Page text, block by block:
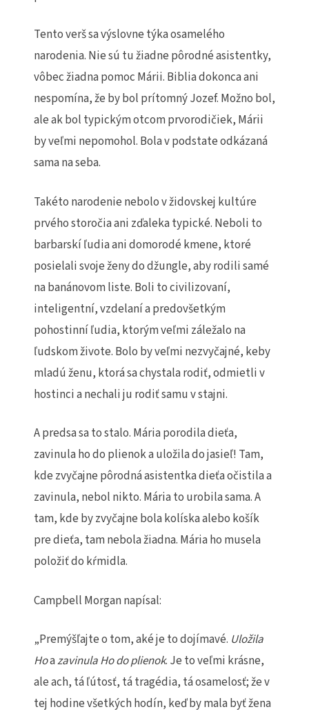
Tento verš sa výslovne týka osamelého
narodenia. Nie sú tu žiadne pôrodné asistentky,
vôbec žiadna pomoc Márii. Biblia dokonca ani
nespomína, že by bol prítomný Jozef. Možno bol,
ale ak bol typickým otcom prvorodičiek, Márii
by veľmi nepomohol. Bola v podstate odkázaná
sama na seba.
Takéto narodenie nebolo v židovskej kultúre
prvého storočia ani zďaleka typické. Neboli to
barbarskí ľudia ani domorodé kmene, ktoré
posielali svoje ženy do džungle, aby rodili samé
na banánovom liste. Boli to civilizovaní,
inteligentní, vzdelaní a predovšetkým
pohostinní ľudia, ktorým veľmi záležalo na
ľudskom živote. Bolo by veľmi nezvyčajné, keby
mladú ženu, ktorá sa chystala rodiť, odmietli v
hostinci a nechali ju rodiť samu v stajni.
A predsa sa to stalo. Mária porodila dieťa,
zavinula ho do plienok a uložila do jasieľ! Tam,
kde zvyčajne pôrodná asistentka dieťa očistila a
zavinula, nebol nikto. Mária to urobila sama. A
tam, kde by zvyčajne bola kolíska alebo košík
pre dieťa, tam nebola žiadna. Mária ho musela
položiť do kŕmidla.
Campbell Morgan napísal:
„Premýšľajte o tom, aké je to dojímavé. Uložila
Hoazavinula Ho do plienok. Je to veľmi krásne,
ale ach, tá ľútosť, tá tragédia, tá osamelosť; že v
tej hodine všetkých hodín, keď by mala byť žena